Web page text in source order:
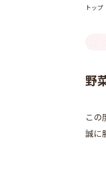
トップ
野
この
誠に